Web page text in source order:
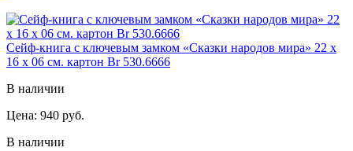
Сейф-книга с ключевым замком «Сказки народов мира» 22 х
16 х 06 см. картон Br 530.6666
В наличии
Цена: 940 руб.
В наличии